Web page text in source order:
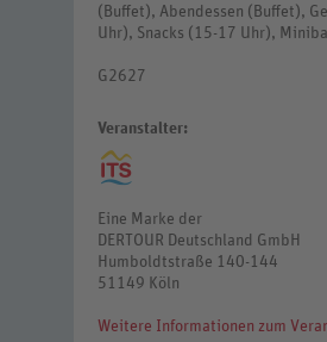
(Buffet), Abendessen (Buffet),
Uhr), Snacks (15-17 Uhr),
G2627
Veranstalter:
Eine Marke der
DERTOUR Deutschland GmbH
Humboldtstraße 140-144
51149 Köln
Weitere Informationen zum